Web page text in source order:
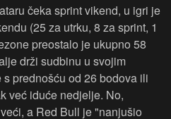
čeka sprint vikend, u igri je
(25 za utrku, 8 za sprint, 1
preostalo je ukupno 58
drži sudbinu u svojim
prednošću od 26 bodova ili
već iduće nedjelje. No,
a Red Bull je "nanjušio